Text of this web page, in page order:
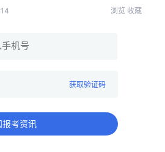
浏览 收藏
获取验证码
报考资讯